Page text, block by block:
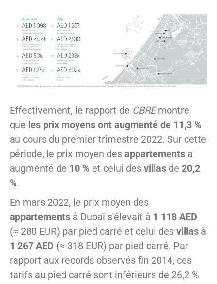
Effectivement, le rapport de CBREmontre
que les prix moyens ont augmenté de 11,3 %
au cours du premier trimestre 2022. Sur cette
période, le prix moyen des appartements a
augmenté de 10 % et celui des villas de 20,2
%.
En mars 2022, le prix moyen des
appartements à Dubaï s'élevait à 1 118 AED
(≈ 280 EUR) par pied carré et celui des villas à
1 267 AED (≈ 318 EUR) par pied carré. Par
rapport aux records observés fin 2014, ces
tarifs au pied carré sont inférieurs de 26,2 %